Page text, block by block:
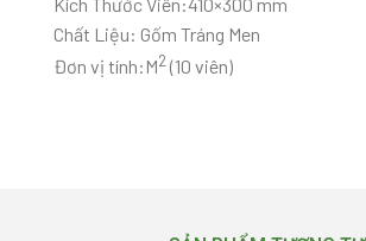
Chất Liệu: Gốm Tráng Men
Đơn vị tính:M2 (10 viên)